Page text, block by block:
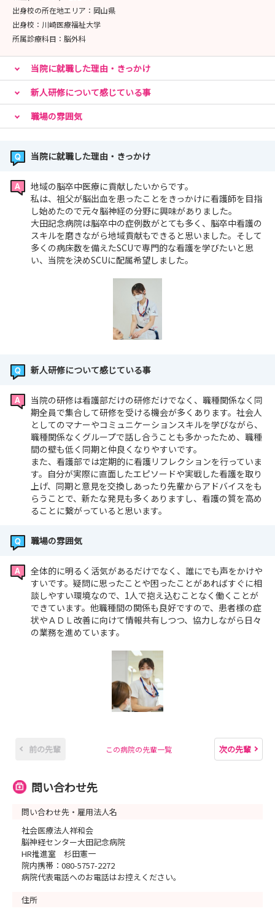
出身校の所在地エリア： 岡山県
出身校： 川崎医療福祉大学
所属診療科目： 脳外科
当院に就職した理由・きっかけ
新人研修について感じている事
職場の雰囲気
当院に就職した理由・きっかけ
地域の脳卒中医療に貢献したいからです。
私は、祖父が脳出血を患ったことをきっかけに看護師を目指
し始めたので元々脳神経の分野に興味がありました。
大田記念病院は脳卒中の症例数がとても多く、脳卒中看護の
スキルを磨きながら地域貢献もできると思いました。そして
多くの病床数を備えたSCUで専門的な看護を学びたいと思
い、当院を決めSCUに配属希望しました。
新人研修について感じている事
当院の研修は看護部だけの研修だけでなく、職種関係なく同
期全員で集合して研修を受ける機会が多くあります。社会人
としてのマナーやコミュニケーションスキルを学びながら、
職種関係なくグループで話し合うことも多かったため、職種
間の壁も低く同期と仲良くなりやすいです。
また、看護部では定期的に看護リフレクションを行っていま
す。自分が実際に直面したエピソードや実戦した看護を取り
上げ、同期と意見を交換しあったり先輩からアドバイスをも
らうことで、新たな発見も多くありますし、看護の質を高め
ることに繋がっていると思います。
職場の雰囲気
全体的に明るく活気があるだけでなく、誰にでも声をかけや
すいです。疑問に思ったことや困ったことがあればすぐに相
談しやすい環境なので、1人で抱え込むことなく働くことが
できています。他職種間の関係も良好ですので、患者様の症
状やＡＤＬ改善に向けて情報共有しつつ、協力しながら日々
の業務を進めています。
前の先輩 この病院の先輩一覧 次の先輩
問い合わせ先
問い合わせ先・雇用法人名
社会医療法人祥和会
脳神経センター大田記念病院
HR推進室 杉田憲一
院内携帯：080-5757-2272
病院代表電話へのお電話はお控えください。
住所